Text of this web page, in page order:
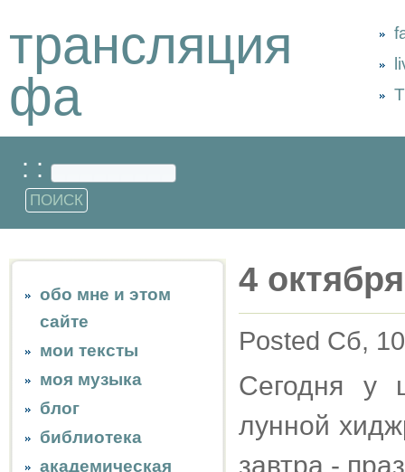
трансляция
фа
: :
обо мне и этом
сайте
мои тексты
моя музыка
блог
библиотека
академическая
4
Posted Сб,
Сегодня у
лунной
завтра -